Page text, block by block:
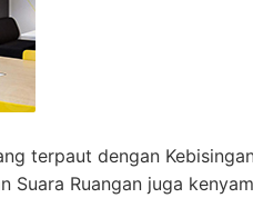
terpaut dengan
Suara Ruangan juga